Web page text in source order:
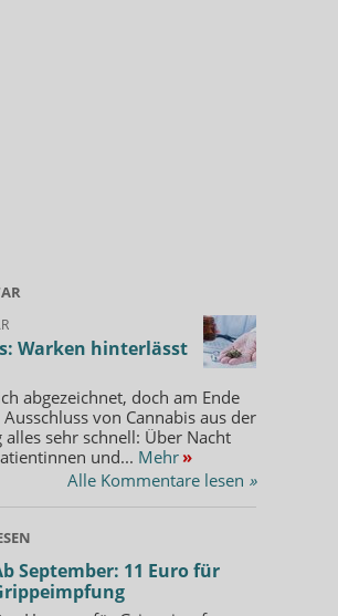
Warken hinterlässt
abgezeichnet, doch am Ende
von Cannabis aus der
alles sehr schnell: Über Nacht
und... Mehr »
Alle Kommentare lesen »
September: 11 Euro für